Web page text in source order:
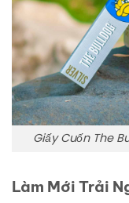
Giấy Cuốn The
Làm Mới Trải